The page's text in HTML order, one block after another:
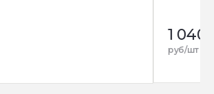
1 040
руб/шт